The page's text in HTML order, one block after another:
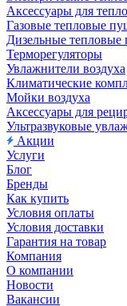
Аксессуары для
Газовые тепловые
Дизельные тепловые
Терморегуляторы
Увлажнители воздуха
Климатические
Мойки воздуха
Аксессуары для
Ультразвуковые
Акции
Услуги
Блог
Бренды
Как купить
Условия оплаты
Условия доставки
Гарантия на товар
Компания
О компании
Новости
Вакансии